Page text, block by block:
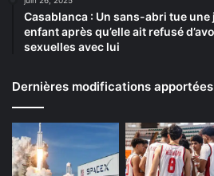
Casablanca : Un sans-abri tue une
enfant après qu’elle ait refusé
sexuelles avec lui
Dernières modifications